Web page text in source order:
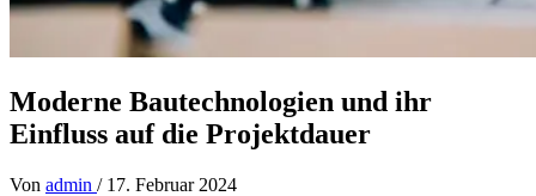
Moderne Bautechnologien und ihr
Einfluss auf die Projektdauer
Von admin / 17. Februar 2024